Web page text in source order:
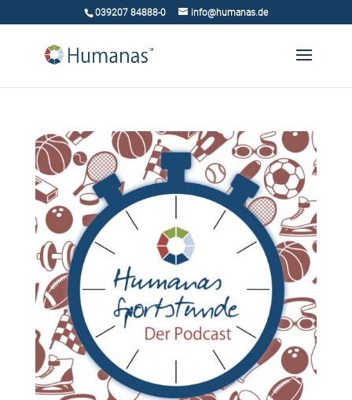
039207 84888-0 info@humanas.de